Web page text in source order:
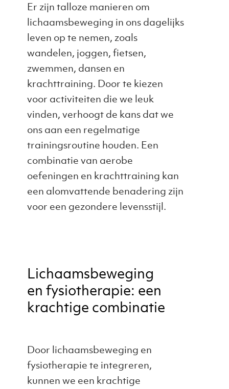
Er zijn talloze manieren om
lichaamsbeweging in ons dagelijks
leven op te nemen, zoals
wandelen, joggen, fietsen,
zwemmen, dansen en
krachttraining. Door te kiezen
voor activiteiten die we leuk
vinden, verhoogt de kans dat we
ons aan een regelmatige
trainingsroutine houden. Een
combinatie van aerobe
oefeningen en krachttraining kan
een alomvattende benadering zijn
voor een gezondere levensstijl.
Lichaamsbeweging
en fysiotherapie: een
krachtige combinatie
Door lichaamsbeweging en
fysiotherapie te integreren,
kunnen we een krachtige